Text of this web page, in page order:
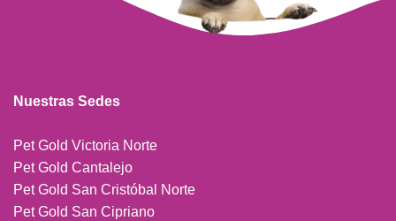
Nuestras Sedes
Pet Gold Victoria Norte
Pet Gold Cantalejo
Pet Gold San Cristóbal Norte
Pet Gold San Cipriano